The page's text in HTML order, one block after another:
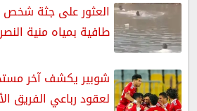
العثور على جثة
طافية بمياه منية
شوبير يكشف آخر
لعقود رباعي الفريق